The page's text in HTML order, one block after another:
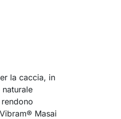
la caccia, in
Masai